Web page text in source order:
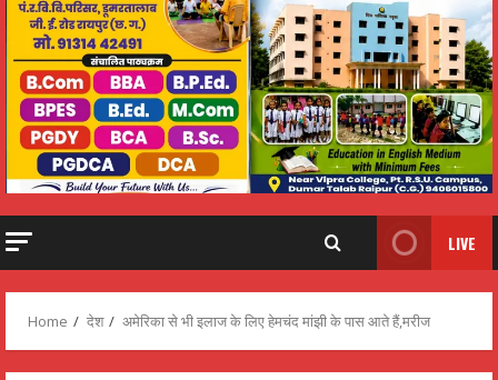
LIVE
Home देश अमेरिका से भी इलाज के लिए हेमचंद मांझी के पास आते हैं,मरीज